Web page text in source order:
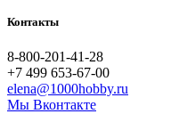
Контакты
8-800-201-41-28
+7 499 653-67-00
elena@1000hobby.ru
Мы Вконтакте